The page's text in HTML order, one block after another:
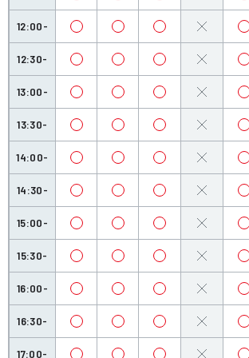
12:00-
12:30-
13:00-
13:30-
14:00-
14:30-
15:00-
15:30-
16:00-
16:30-
17:00-